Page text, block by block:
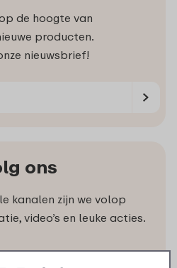
de hoogte van
producten.
nieuwsbrief!
ons
kanalen zijn we volop
video’s en leuke acties.